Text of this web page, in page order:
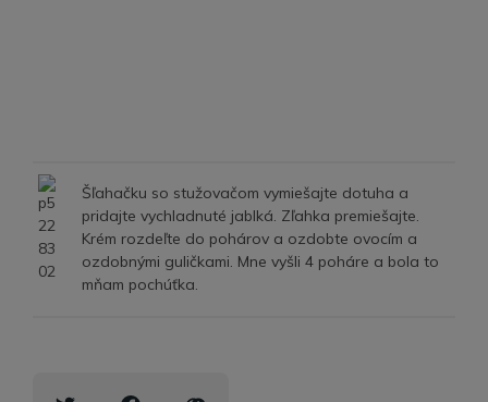
Šľahačku so stužovačom vymiešajte dotuha a
pridajte vychladnuté jablká. Zľahka premiešajte.
Krém rozdeľte do pohárov a ozdobte ovocím a
ozdobnými guličkami. Mne vyšli 4 poháre a bola to
mňam pochúťka.